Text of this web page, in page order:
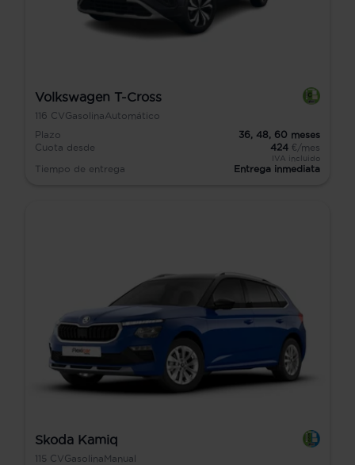
Volkswagen T-Cross
116 CVGasolinaAutomático
Plazo
36, 48, 60 meses
Cuota desde
424 €/mes
IVA incluido
Tiempo de entrega Entrega inmediata
Skoda Kamiq
115 CVGasolina Manual